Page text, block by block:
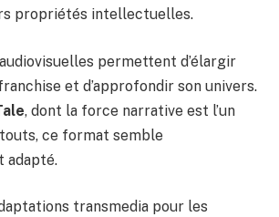
propriétés intellectuelles.
permettent d’élargir
franchise et d’approfondir son univers.
, dont la force narrative est l’un
ce format semble
adapté.
transmedia pour les